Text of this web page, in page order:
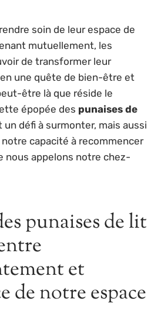
soin de leur espace de
mutuellement, les
de transformer leur
une quête de bien-être et
être là que réside le
épopée des punaises de
défi à surmonter, mais aussi
capacité à recommencer
nous appelons notre chez-
punaises de lit
et
de notre espace